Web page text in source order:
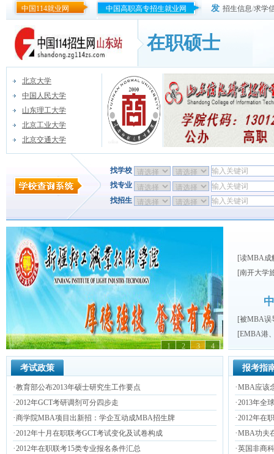
中国114就业网 中国高职高专招生就业网 发 招生信息/求学
在职硕士
北京大学
中国人民大学
山东理工大学
北京工业大学
北京交通大学
找学校
找专业
找招生
4
3
2
1
[读MBA成
[南开大学
[被MBA误
与]
[EMBA港
战]
考试政策
·教育部公布2013年硕士研究生工作要点
·2012年GCT考研调剂可分四步走
·商学院MBA项目出新招：学企互动成MBA招生牌
·2012年十月在职联考GCT考试变化及试卷构成
·2012年在职联考15类专业报名条件汇总
报考指
·MBA应该
·2013年全
·2012年在
·MBA功夫
·英国非商